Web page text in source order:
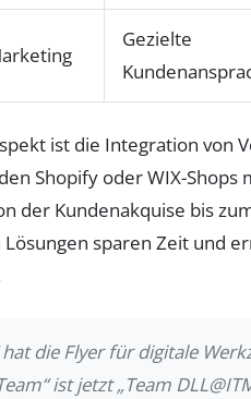
Gezielte
ist die Integration von
Shopify oder WIX-Shops
der Kundenakquise bis
sparen Zeit und
hat die Flyer für digitale
ist jetzt „Team